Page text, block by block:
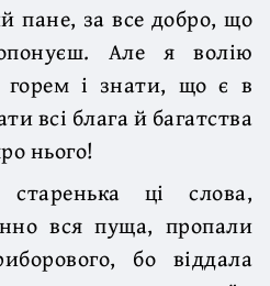
пане, за все добро, що
Але я волію
горем і знати, що є в
всі блага й багатства
нього!
ці слова,
вся пуща, пропали
бо віддала